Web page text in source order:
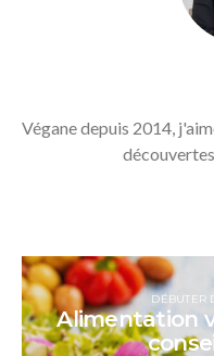
Végane depuis 2014,
DÉBUTER
Alimentation